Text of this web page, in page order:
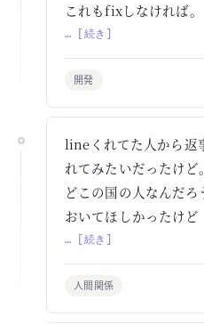
これもfixしなければ。
… [続き]
開発
lineくれてた人から返
れてみたいだったけど。
どこの国の人なんだ
おいてほしかったけど
… [続き]
人間関係